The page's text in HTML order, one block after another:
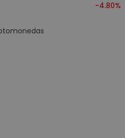
-4.80%